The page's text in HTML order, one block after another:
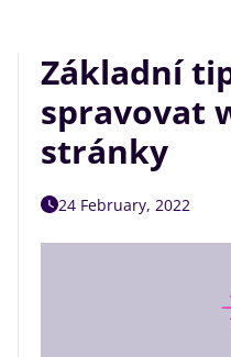
Základní
spravovat
stránky
24 February, 2022